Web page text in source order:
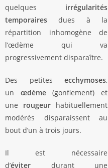
quelques irrégularités
temporaires dues à la
répartition inhomogène de
l’œdème qui va
progressivement disparaître.
Des petites ecchymoses,
un œdème(gonflement) et
une rougeur habituellement
modérés disparaissent au
bout d’un à trois jours.
Il est nécessaire
d’éviter durant une